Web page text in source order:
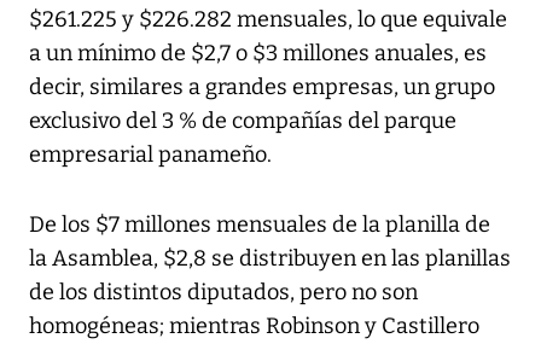
$261.225 y $226.282 mensuales, lo que equivale
a un mínimo de $2,7 o $3 millones anuales, es
decir, similares a grandes empresas, un grupo
exclusivo del 3 % de compañías del parque
empresarial panameño.
De los $7 millones mensuales de la planilla de
la Asamblea, $2,8 se distribuyen en las planillas
de los distintos diputados, pero no son
homogéneas; mientras Robinson y Castillero